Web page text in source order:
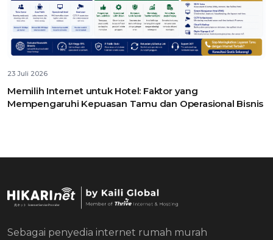
23 Juli 2026
Memilih Internet untuk Hotel: Faktor yang
Mempengaruhi Kepuasan Tamu dan Operasional Bisnis
Sebagai penyedia internet rumah murah